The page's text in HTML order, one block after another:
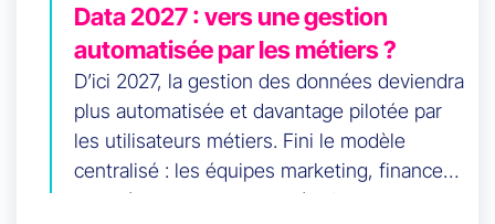
Data 2027 : vers une gestion
automatisée par les métiers ?
D’ici 2027, la gestion des données deviendra
plus automatisée et davantage pilotée par
les utilisateurs métiers. Fini le modèle
centralisé : les équipes marketing, finance
ou opérations pourront créer leurs propres